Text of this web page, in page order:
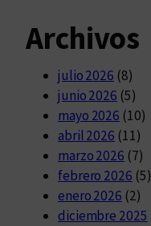
Archivos
julio 2026 (8)
junio 2026 (5)
mayo 2026 (10)
abril 2026 (11)
marzo 2026 (7)
febrero 2026 (5)
enero 2026 (2)
diciembre 2025